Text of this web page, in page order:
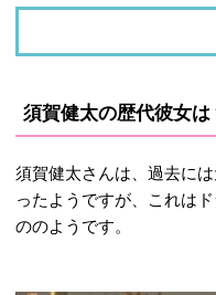
須賀健太の歴代彼女
須賀健太さんは、過去に
ったようですが、これは
ののようです。